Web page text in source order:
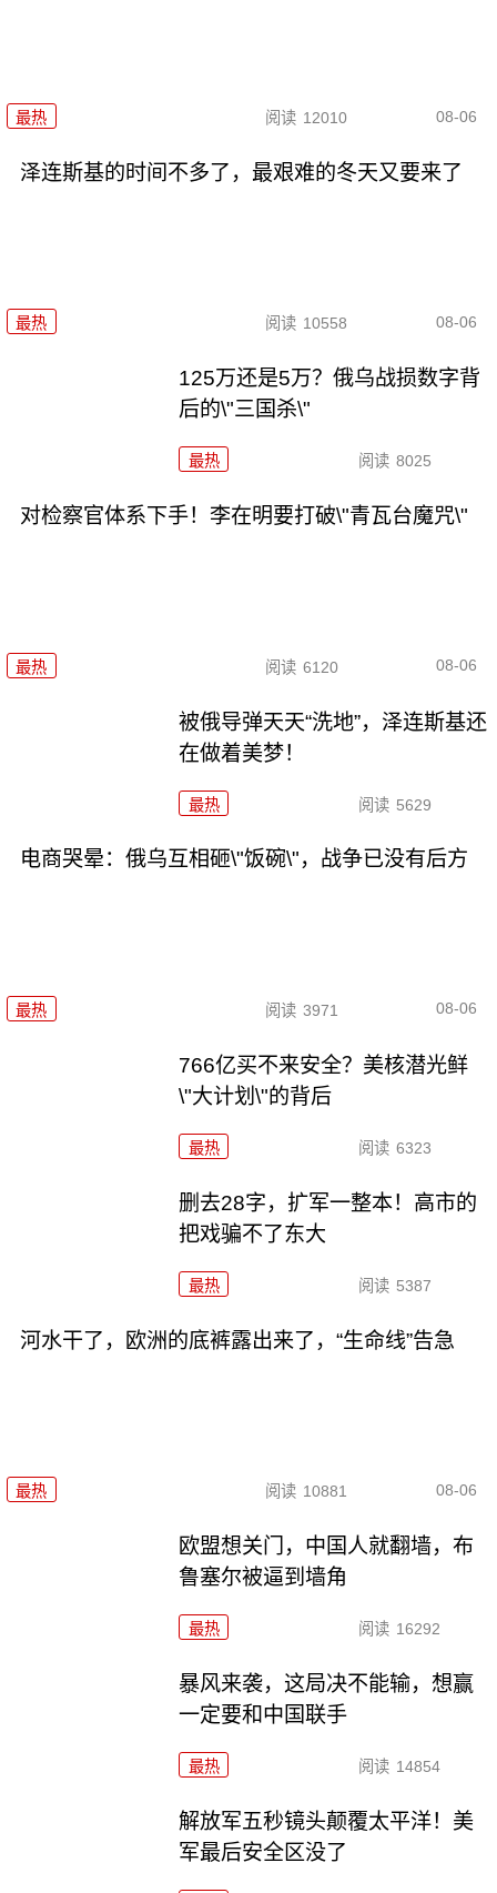
最热 阅读 12010 08-06
泽连斯基的时间不多了，最艰难的冬天又要来了
最热 阅读 10558 08-06
125万还是5万？俄乌战损数字背
后的\"三国杀\"
最热 阅读 8025
对检察官体系下手！李在明要打破\"青瓦台魔咒\"
最热 阅读 6120 08-06
被俄导弹天天“洗地”，泽连斯基还
在做着美梦！
最热 阅读 5629
电商哭晕：俄乌互相砸\"饭碗\"，战争已没有后方
最热 阅读 3971 08-06
766亿买不来安全？美核潜光鲜
\"大计划\"的背后
最热 阅读 6323
删去28字，扩军一整本！高市的
把戏骗不了东大
最热 阅读 5387
河水干了，欧洲的底裤露出来了，“生命线”告急
最热 阅读 10881 08-06
欧盟想关门，中国人就翻墙，布
鲁塞尔被逼到墙角
最热 阅读 16292
暴风来袭，这局决不能输，想赢
一定要和中国联手
最热 阅读 14854
解放军五秒镜头颠覆太平洋！美
军最后安全区没了